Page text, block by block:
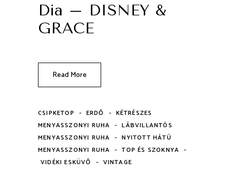
Dia – DISNEY &
GRACE
Read More
CSIPKETOP - ERDŐ - KÉTRÉSZES
MENYASSZONYI RUHA - LÁBVILLANTÓS
MENYASSZONYI RUHA - NYITOTT HÁTÚ
MENYASSZONYI RUHA - TOP ÉS SZOKNYA -
VIDÉKI ESKÜVŐ - VINTAGE